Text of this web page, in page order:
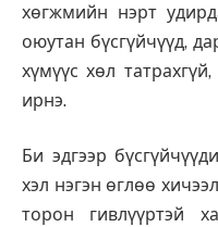
хөгжмийн нэрт
оюутан бүсгүйчүүд,
хүмүүс хөл
ирнэ.
Би эдгээр
хэл нэгэн өглөө
торон гивлүүртэй